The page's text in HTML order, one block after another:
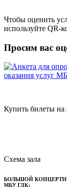
Чтобы оценить
используйте QR-
Просим вас
Купить билеты на
Схема зала
БОЛЬШОЙ
МБУ ГДК: